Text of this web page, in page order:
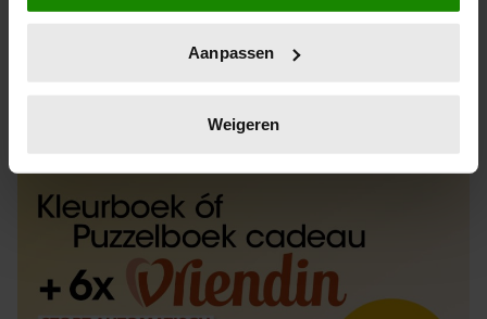
locatie, die tot een paar meter nauwkeurig kan zijn
scannen op specifieke eigenschappen (fingerprinting)
verwerkt en stel uw voorkeuren in het
intrekken in de Cookieverklaring.
We gebruiken cookies om content en advertenties te
personaliseren, om functies voor social media te bieden
en om ons websiteverkeer te analyseren. Ook delen we
informatie over uw gebruik van onze site met onze
Aanpassen
Weigeren